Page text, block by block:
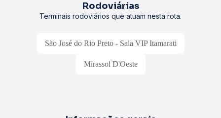
Rodoviárias
Terminais rodoviários que atuam nesta rota.
São José do Rio Preto - Sala VIP Itamarati
Mirassol D'Oeste